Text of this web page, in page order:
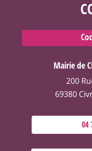
Mairie de
200
69380
04